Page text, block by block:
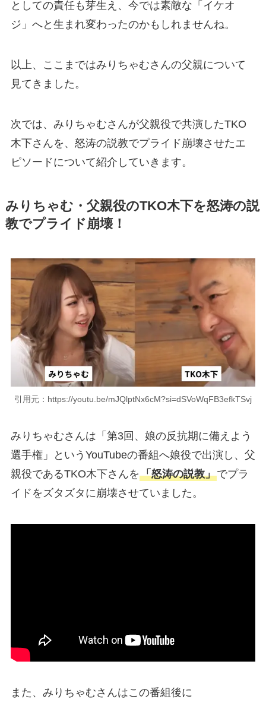
としての責任も芽生え、今では素敵な「イケオ
ジ」へと生まれ変わったのかもしれませんね。
以上、ここまではみりちゃむさんの父親について
見てきました。
次では、みりちゃむさんが父親役で共演したTKO
木下さんを、怒涛の説教でプライド崩壊させたエ
ピソードについて紹介していきます。
みりちゃむ・父親役のTKO木下を怒涛の説
教でプライド崩壊！
引用元：https://youtu.be/mJQlptNx6cM?si=dSVoWqFB3efkTSvj
みりちゃむさんは「第3回、娘の反抗期に備えよう
選手権」というYouTubeの番組へ娘役で出演し、父
親役であるTKO木下さんを「怒涛の説教」でプラ
イドをズタズタに崩壊させていました。
また、みりちゃむさんはこの番組後に